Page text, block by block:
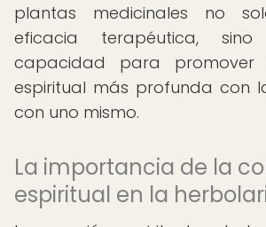
plantas medicinales no
eficacia terapéutica,
capacidad para promover
espiritual más profunda con
con uno mismo.
La importancia de la
espiritual en la